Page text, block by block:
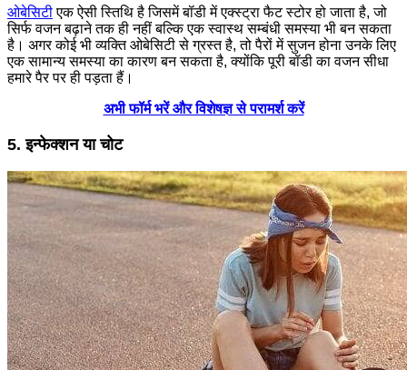
ओबेसिटीएक ऐसी स्तिथि है जिसमें बॉडी में एक्स्ट्रा फैट स्टोर हो जाता है, जो
सिर्फ वजन बढ़ाने तक ही नहीं बल्कि एक स्वास्थ सम्बंधी समस्या भी बन सकता
है। अगर कोई भी व्यक्ति ओबेसिटी से ग्रस्त है, तो पैरों में सुजन होना उनके लिए
एक सामान्य समस्या का कारण बन सकता है, क्योंकि पूरी बॉडी का वजन सीधा
हमारे पैर पर ही पड़ता हैं।
अभी फॉर्म भरें और विशेषज्ञ से परामर्श करें
5. इन्फेक्शन या चोट